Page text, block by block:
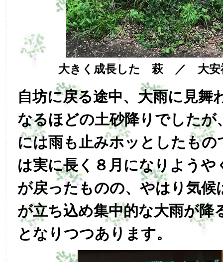
大きく成長した 萩 ／ 大安
自坊に戻る途中、大雨に見舞
なるほどの土砂降りでしたが
には雨も止みホッとしたもの
は実に長く８月になりようや
が戻ったものの、やはり気候
が立ち込め集中的な大雨が降
となりつつあります。